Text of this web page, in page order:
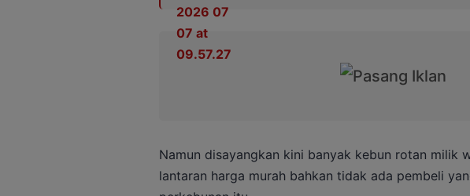
Namun disayangkan kini banyak kebun rotan milik
lantaran harga murah bahkan tidak ada pembeli